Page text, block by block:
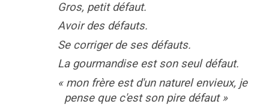
Gros, petit défaut.
Avoir des défauts.
Se corriger de ses défauts.
La gourmandise est son seul défaut.
« mon frère est d'un naturel envieux, je
pense que c'est son pire défaut »